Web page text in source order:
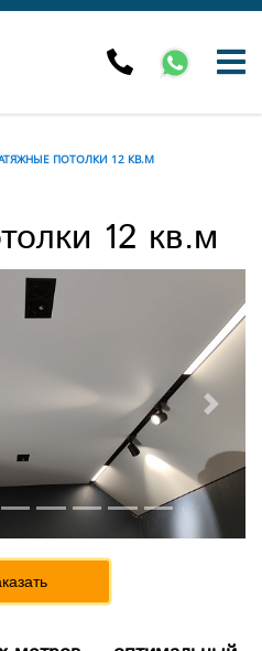
ПОТОЛКИ 12 КВ.М
12 кв.м
Next